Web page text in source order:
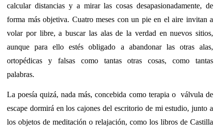
calcular distancias y a mirar las cosas desapasionadamente, de
forma más objetiva. Cuatro meses con un pie en el aire invitan a
volar por libre, a buscar las alas de la verdad en nuevos sitios,
aunque para ello estés obligado a abandonar las otras alas,
ortopédicas y falsas como tantas otras cosas, como tantas
palabras.
La poesía quizá, nada más, concebida como terapia o válvula de
escape dormirá en los cajones del escritorio de mi estudio, junto a
los objetos de meditación o relajación, como los libros de Castilla